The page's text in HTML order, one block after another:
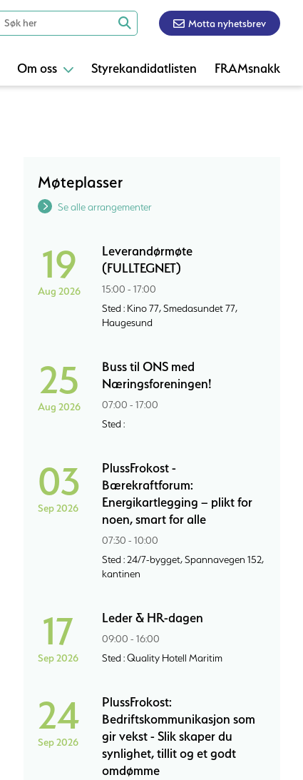
Motta nyhetsbrev
Om oss Styrekandidatlisten FRAMsnakk
Møteplasser
Se alle arrangementer
19
Aug 2026
Leverandørmøte
(FULLTEGNET)
15:00 - 17:00
Sted : Kino 77, Smedasundet 77,
Haugesund
25
Aug 2026
Buss til ONS med
Næringsforeningen!
07:00 - 17:00
Sted :
03
Sep 2026
PlussFrokost -
Bærekraftforum:
Energikartlegging – plikt for
noen, smart for alle
07:30 - 10:00
Sted : 24/7-bygget, Spannavegen 152,
kantinen
17
Sep 2026
Leder & HR-dagen
09:00 - 16:00
Sted : Quality Hotell Maritim
24
Sep 2026
PlussFrokost:
Bedriftskommunikasjon som
gir vekst - Slik skaper du
synlighet, tillit og et godt
omdømme